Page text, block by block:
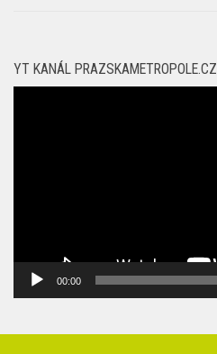
YT KANÁL PRAZSKAMETROPOLE.CZ
00:00